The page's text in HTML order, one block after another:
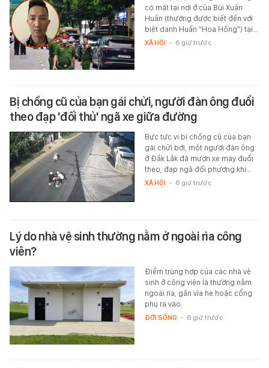
có mặt tại nơi ở của Bùi Xuân
Huấn (thường được biết đến với
biệt danh Huấn "Hoa Hồng") tại…
XÃ HỘI - 6 giờ trước
Bị chồng cũ của bạn gái chửi, người đàn ông đuổi
theo đạp 'đối thủ' ngã xe giữa đường
Bực tức vì bị chồng cũ của bạn
gái chửi bới, một người đàn ông
ở Đắk Lắk đã mượn xe máy đuổi
theo, đạp ngã đối phương khi…
XÃ HỘI - 6 giờ trước
Lý do nhà vệ sinh thường nằm ở ngoài rìa công
viên?
Điểm trùng hợp của các nhà vệ
sinh ở công viên là thường nằm
ngoài rìa, gần vỉa hè hoặc cổng
phụ ra vào.
ĐỜI SỐNG - 6 giờ trước